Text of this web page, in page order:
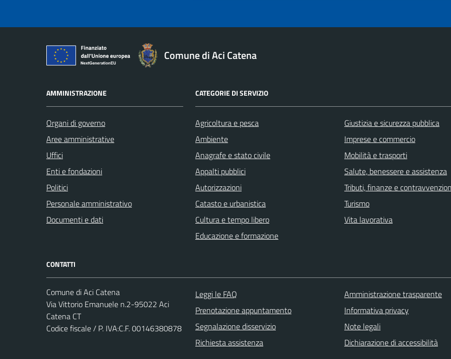
Comune di Aci Catena
AMMINISTRAZIONE
Organi di governo
Aree amministrative
Uffici
Enti e fondazioni
Politici
Personale amministrativo
Documenti e dati
CATEGORIE DI SERVIZIO
Agricoltura e pesca
Ambiente
Anagrafe e stato civile
Appalti pubblici
Autorizzazioni
Catasto e urbanistica
Cultura e tempo libero
Educazione e formazione
Giustizia e sicurezza pubblica
Imprese e commercio
Mobilità e trasporti
Salute, benessere e assistenza
Tributi, finanze e
Turismo
Vita lavorativa
CONTATTI
Comune di Aci Catena
Via Vittorio Emanuele n.2-95022 Aci
Catena CT
Codice fiscale / P. IVA:C.F. 00146380878
Leggi le FAQ
Prenotazione appuntamento
Segnalazione disservizio
Richiesta assistenza
Amministrazione trasparente
Informativa privacy
Note legali
Dichiarazione di accessibilità